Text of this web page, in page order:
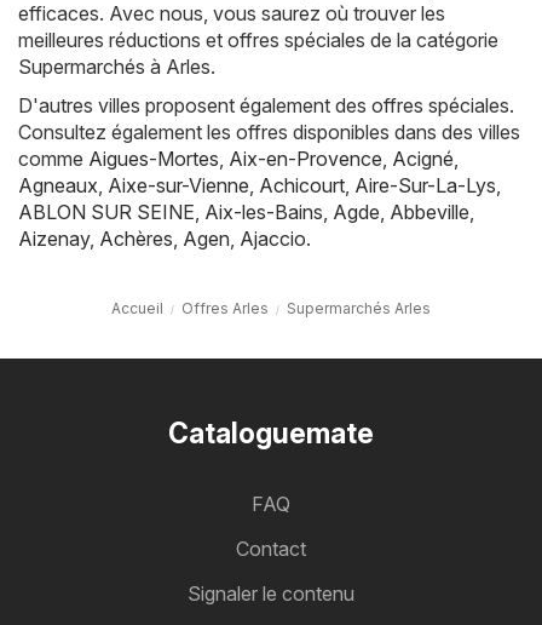
efficaces. Avec nous, vous saurez où trouver les
meilleures réductions et offres spéciales de la catégorie
Supermarchés à Arles.
D'autres villes proposent également des offres spéciales.
Consultez également les offres disponibles dans des villes
comme Aigues-Mortes, Aix-en-Provence, Acigné,
Agneaux, Aixe-sur-Vienne, Achicourt, Aire-Sur-La-Lys,
ABLON SUR SEINE, Aix-les-Bains, Agde, Abbeville,
Aizenay, Achères, Agen, Ajaccio.
Accueil Offres Arles Supermarchés Arles
Cataloguemate
FAQ
Contact
Signaler le contenu